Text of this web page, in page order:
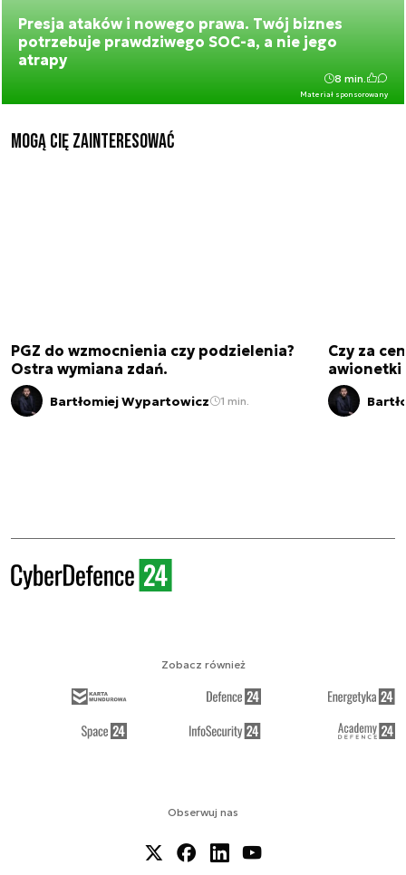
Presja ataków i nowego prawa. Twój biznes
potrzebuje prawdziwego SOC-a, a nie jego
atrapy
Materiał sponsorowany
8 min.
Mogą Cię zainteresować
PGZ do wzmocnienia czy podzielenia?
Ostra wymiana zdań.
Bartłomiej Wypartowicz 1 min.
Czy za
awionetki
Obserwuj nas
Zobacz również